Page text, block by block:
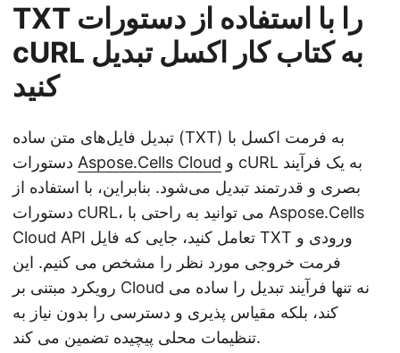
TXT را با استفاده از دستورات
cURL به کتاب کار اکسل تبدیل
کنید
تبدیل فایل‌های متن ساده (TXT) به فرمت اکسل با
Aspose.Cells Cloud
بصری و قدرتمند تبدیل می‌شود. بنابراین، با استفاده از
دستورات cURL، می توانید به راحتی با Aspose.Cells
Cloud API تعامل کنید، جایی که فایل TXT ورودی و
فرمت خروجی مورد نظر را مشخص می کنیم. این
رویکرد مبتنی بر Cloud نه تنها فرآیند تبدیل را ساده می
کند، بلکه مقیاس پذیری و دسترسی را بدون نیاز به
تنظیمات محلی پیچیده تضمین می کند.